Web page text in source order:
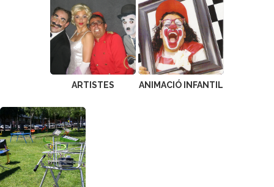
ARTISTES ANIMACIÓ INFANTIL